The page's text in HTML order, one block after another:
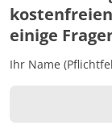
einige
Ihr Name